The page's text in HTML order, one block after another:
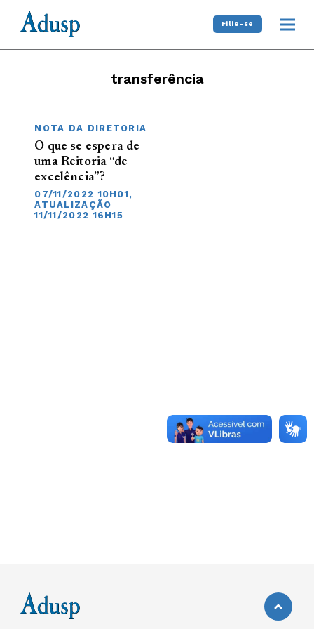
Filie-se
transferência
NOTA DA DIRETORIA
O que se espera de
uma Reitoria “de
excelência”?
07/11/2022 10H01,
ATUALIZAÇÃO
11/11/2022 16H15